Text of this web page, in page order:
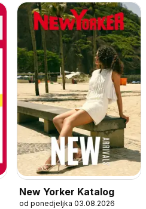
New Yorker Katalog
od ponedjeljka 03.08.2026